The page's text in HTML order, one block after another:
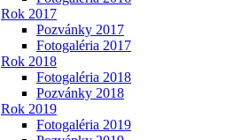
Rok 2017
Pozvánky 2017
Fotogaléria 2017
Rok 2018
Fotogaléria 2018
Pozvánky 2018
Rok 2019
Fotogaléria 2019